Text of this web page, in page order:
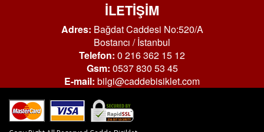
İLETİŞİM
Adres: Bağdat Caddesi No:520/A
Bostancı / İstanbul
Telefon: 0 216 362 15 12
Gsm: 0537 830 53 45
E-mail: bilgi@caddebisiklet.com